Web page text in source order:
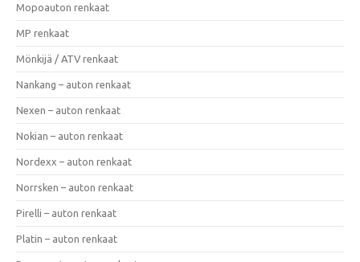
Mopoauton renkaat
MP renkaat
Mönkijä / ATV renkaat
Nankang – auton renkaat
Nexen – auton renkaat
Nokian – auton renkaat
Nordexx – auton renkaat
Norrsken – auton renkaat
Pirelli – auton renkaat
Platin – auton renkaat